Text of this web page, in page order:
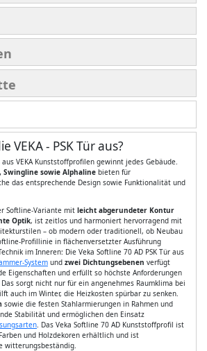
VEKA - PSK Tür aus?
VEKA Kunststoffprofilen gewinnt jedes Gebäude.
Swingline sowie Alphaline bieten für
das entsprechende Design sowie Funktionalität und
Softline-Variante mit leicht abgerundeter Kontur
Optik, ist zeitlos und harmoniert hervorragend mit
– ob modern oder traditionell, ob Neubau
Profillinie in flächenversetzter Ausführung
im Inneren: Die Veka Softline 70 AD PSK Tür aus
System und zwei Dichtungsebenen verfügt
Eigenschaften und erfüllt so höchste Anforderungen
sorgt nicht nur für ein angenehmes Raumklima bei
auch im Winter, die Heizkosten spürbar zu senken.
sowie die festen Stahlarmierungen in Rahmen und
Stabilität und ermöglichen den Einsatz
. Das Veka Softline 70 AD Kunststoffprofil ist
und Holzdekoren erhältlich und ist
witterungsbeständig.